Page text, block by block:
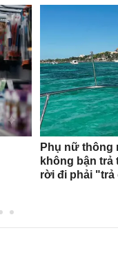
Phụ nữ thông
không bận
rời đi phải "trả